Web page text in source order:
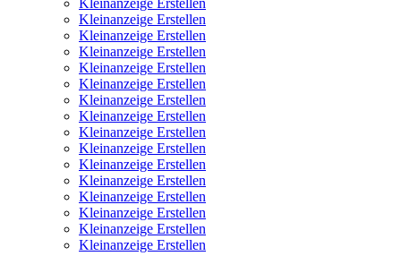
Kleinanzeige Erstellen
Kleinanzeige Erstellen
Kleinanzeige Erstellen
Kleinanzeige Erstellen
Kleinanzeige Erstellen
Kleinanzeige Erstellen
Kleinanzeige Erstellen
Kleinanzeige Erstellen
Kleinanzeige Erstellen
Kleinanzeige Erstellen
Kleinanzeige Erstellen
Kleinanzeige Erstellen
Kleinanzeige Erstellen
Kleinanzeige Erstellen
Kleinanzeige Erstellen